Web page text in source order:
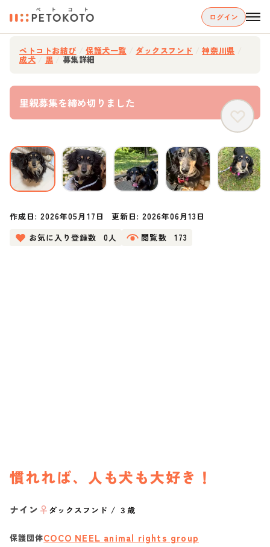
ログイン
ペトコトお結び 保護犬一覧 ダックスフンド 神奈川県
成犬 黒 募集詳細
里親募集を締め切りました
作成日:2026年05月17日 更新日: 2026年06月13日
お気に入り登録数
0人 閲覧数 173
慣れれば、人も犬も大好き！
ナイン ♀ ダックスフンド / ３歳
保護団体COCO NEEL animal rights group